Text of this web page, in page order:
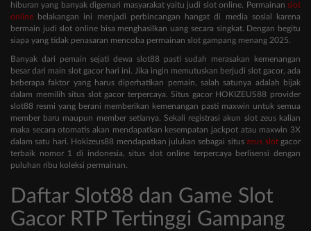
hiburan yang banyak digemari masyarakat yaitu judi slot online. Permainan slot
online belakangan ini menjadi perbincangan hangat di media sosial karena
bermain judi slot online bisa menghasilkan uang secara singkat. Dengan begitu
siapa yang tidak penasaran mencoba permainan slot gampang menang 2025.
Banyak dari pemain sejati dewa slot88 pasti sudah merasakan kemenangan
besar dari main slot gacor hari ini. Jika ingin memutuskan berjudi slot gacor, ada
beberapa faktor yang harus diperhatikan pemain, salah satunya adalah bijak
dalam memilih situs slot gacor terpercaya. Situs gacor HOKIZEUS88 provider
slot88 resmi yang berani memberikan kemenangan pasti maxwin untuk semua
member baru maupun member setianya. Sekali registrasi akun slot zeus kalian
maka secara otomatis akan mendapatkan kesempatan jackpot atau maxwin 3X
dalam satu hari. Hokizeus88 mendapatkan julukan sebagai situszeus slotgacor
terbaik nomor 1 di indonesia, situs slot online terpercaya berlisensi dengan
puluhan ribu koleksi permainan.
Daftar Slot88 dan Game Slot
Gacor RTP Tertinggi Gampang